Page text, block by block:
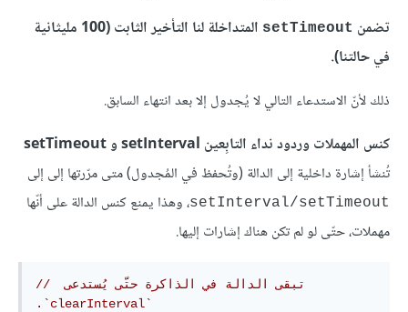
تضمن ‎setTimeout‎
المتداخلة لنا التأخير الثابت (100 مليثانية
في حالتنا).
ذلك لأنّ الاستدعاء التالي لا يُجدول إلا بعد انتهاء السابق.
كنس المهملات وردود نداء التابِعين setInterval و setTimeout
تُنشأ إشارة داخلية إلى الدالة (وتُحفظ في المُجدول) متى مرّرتها إلى إلى
‎setInterval/setTimeout‎، وهذا يمنع كنس الدالة على أنّها
مهملات، حتّى لو لم تكن هناك إشارات إليها.
// ‫تبقى الدالة في الذاكرة حتّى يُستدعى
`‎clearInterval‎`.